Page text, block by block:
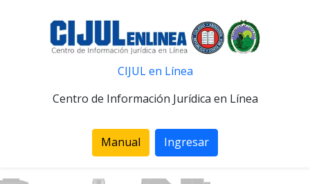
CIJUL en Línea
Centro de Información Jurídica en Línea
Manual Ingresar